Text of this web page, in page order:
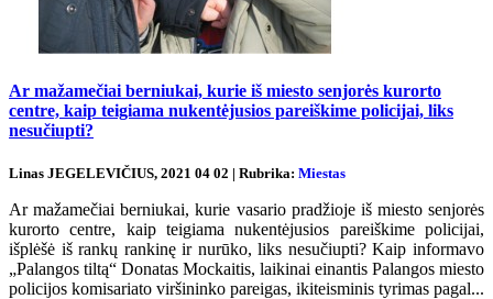
Ar mažamečiai berniukai, kurie iš miesto senjorės kurorto
centre, kaip teigiama nukentėjusios pareiškime policijai, liks
nesučiupti?
Linas JEGELEVIČIUS, 2021 04 02 | Rubrika: Miestas
Ar mažamečiai berniukai, kurie vasario pradžioje iš miesto senjorės
kurorto centre, kaip teigiama nukentėjusios pareiškime policijai,
išplėšė iš rankų rankinę ir nurūko, liks nesučiupti? Kaip informavo
„Palangos tiltą“ Donatas Mockaitis, laikinai einantis Palangos miesto
policijos komisariato viršininko pareigas, ikiteisminis tyrimas pagal...